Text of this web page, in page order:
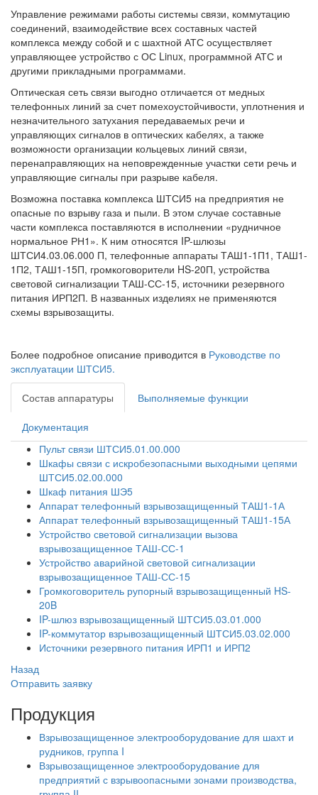
Управление режимами работы системы связи, коммутацию
соединений, взаимодействие всех составных частей
комплекса между собой и с шахтной АТС осуществляет
управляющее устройство с ОС Linux, программной АТС и
другими прикладными программами.
Оптическая сеть связи выгодно отличается от медных
телефонных линий за счет помехоустойчивости, уплотнения и
незначительного затухания передаваемых речи и
управляющих сигналов в оптических кабелях, а также
возможности организации кольцевых линий связи,
перенаправляющих на неповрежденные участки сети речь и
управляющие сигналы при разрыве кабеля.
Возможна поставка комплекса ШТСИ5 на предприятия не
опасные по взрыву газа и пыли. В этом случае составные
части комплекса поставляются в исполнении «рудничное
нормальное РН1». К ним относятся IP-шлюзы
ШТСИ4.03.06.000 П, телефонные аппараты ТАШ1-1П1, ТАШ1-
1П2, ТАШ1-15П, громкоговорители HS-20П, устройства
световой сигнализации ТАШ-СС-15, источники резервного
питания ИРП2П. В названных изделиях не применяются
схемы взрывозащиты.
Более подробное описание приводится в Руководстве по
эксплуатации ШТСИ5.
Состав аппаратуры Выполняемые функции
Документация
Пульт связи ШТСИ5.01.00.000
Шкафы связи с искробезопасными выходными цепями
ШТСИ5.02.00.000
Шкаф питания ШЭ5
Аппарат телефонный взрывозащищенный ТАШ1-1А
Аппарат телефонный взрывозащищенный ТАШ1-15А
Устройство световой сигнализации вызова
взрывозащищенное ТАШ-СС-1
Устройство аварийной световой сигнализации
взрывозащищенное ТАШ-СС-15
Громкоговоритель рупорный взрывозащищенный HS-
20B
IP-шлюз взрывозащищенный ШТСИ5.03.01.000
IP-коммутатор взрывозащищенный ШТСИ5.03.02.000
Источники резервного питания ИРП1 и ИРП2
Назад
Отправить заявку
Продукция
Взрывозащищенное электрооборудование для шахт и
рудников, группа I
Взрывозащищенное электрооборудование для
предприятий с взрывоопасными зонами производства,